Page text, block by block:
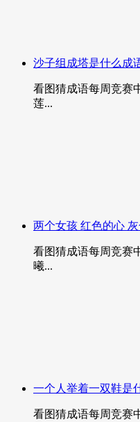
沙子组成塔是什么成
看图猜成语每周竞赛
莲...
两个女孩 红色的心
看图猜成语每周竞赛
曦...
一个人举着一双鞋是
看图猜成语每周竞赛